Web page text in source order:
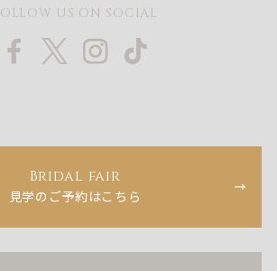
US ON SOCIAL
Bridal fair
見学のご予約はこちら